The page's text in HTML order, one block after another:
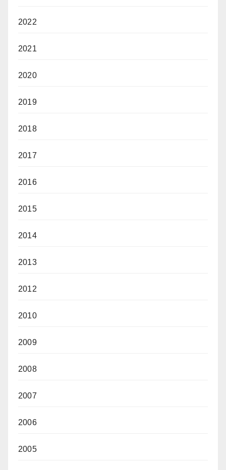
2022
2021
2020
2019
2018
2017
2016
2015
2014
2013
2012
2010
2009
2008
2007
2006
2005